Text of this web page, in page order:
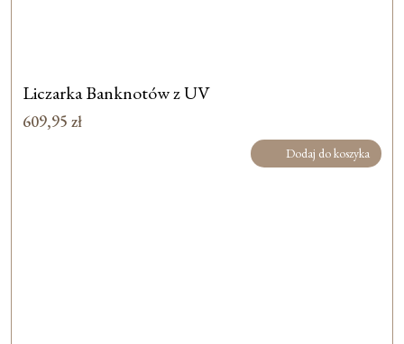
Liczarka Banknotów z UV
609,95 zł
Dodaj do koszyka